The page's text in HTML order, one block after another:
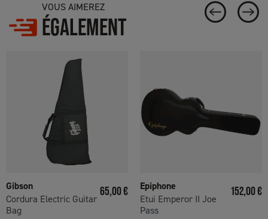
VOUS AIMEREZ
ÉGALEMENT
Gibson
Cordura Electric Guitar
Bag
Prix
65,00 €
Epiphone
Etui Emperor II Joe
Pass
Prix
152,00 €